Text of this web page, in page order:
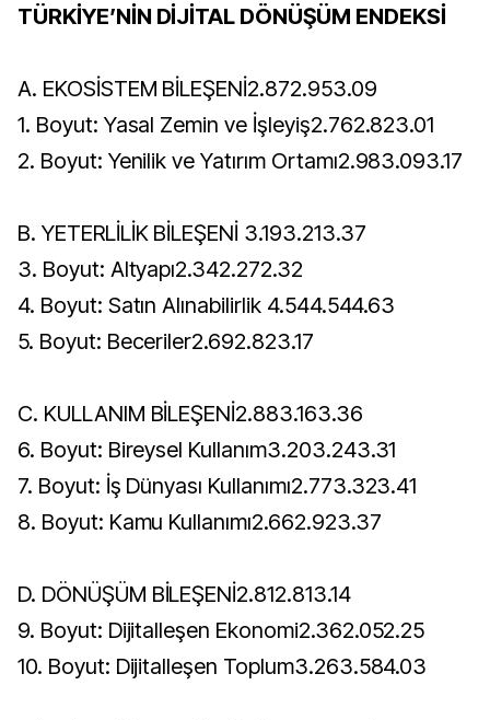
TÜRKİYE’NİN DİJİTAL DÖNÜŞÜM ENDEKSİ
A. EKOSİSTEM BİLEŞENİ2.872.953.09
1. Boyut: Yasal Zemin ve İşleyiş2.762.823.01
2. Boyut: Yenilik ve Yatırım Ortamı2.983.093.17
B. YETERLİLİK BİLEŞENİ 3.193.213.37
3. Boyut: Altyapı2.342.272.32
4. Boyut: Satın Alınabilirlik 4.544.544.63
5. Boyut: Beceriler2.692.823.17
C. KULLANIM BİLEŞENİ2.883.163.36
6. Boyut: Bireysel Kullanım3.203.243.31
7. Boyut: İş Dünyası Kullanımı2.773.323.41
8. Boyut: Kamu Kullanımı2.662.923.37
D. DÖNÜŞÜM BİLEŞENİ2.812.813.14
9. Boyut: Dijitalleşen Ekonomi2.362.052.25
10. Boyut: Dijitalleşen Toplum3.263.584.03